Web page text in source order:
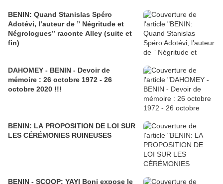
BENIN: Quand Stanislas Spéro
Adotévi, l’auteur de ” Négritude et
Négrologues” raconte Alley (suite et
fin)
DAHOMEY - BENIN - Devoir de
mémoire : 26 octobre 1972 - 26
octobre 2020 !!!
BENIN: LA PROPOSITION DE LOI SUR
LES CÉRÉMONIES RUINEUSES
BENIN - SCOOP: YAYI Boni expose le